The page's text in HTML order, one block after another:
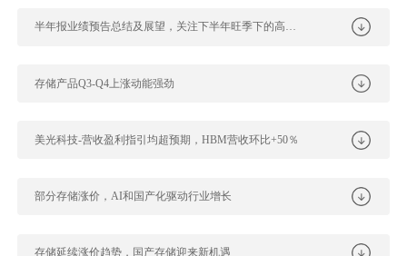
半年报业绩预告总结及展望，关注下半年旺季下的高景气赛道
存储产品Q3-Q4上涨动能强劲
美光科技-营收盈利指引均超预期，HBM营收环比+50％
部分存储涨价，AI和国产化驱动行业增长
存储延续涨价趋势，国产存储迎来新机遇